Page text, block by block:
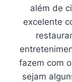
além de
excelente
fazem com
sejam